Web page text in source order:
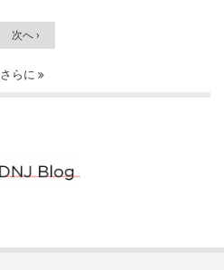
次へ ›
さらに